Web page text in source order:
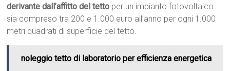
derivante dall’affitto del tetto per un impianto fotovoltaico
sia compreso tra 200 e 1.000 euro all’anno per ogni 1.000
metri quadrati di superficie del tetto.
noleggio tetto di laboratorio per efficienza energetica